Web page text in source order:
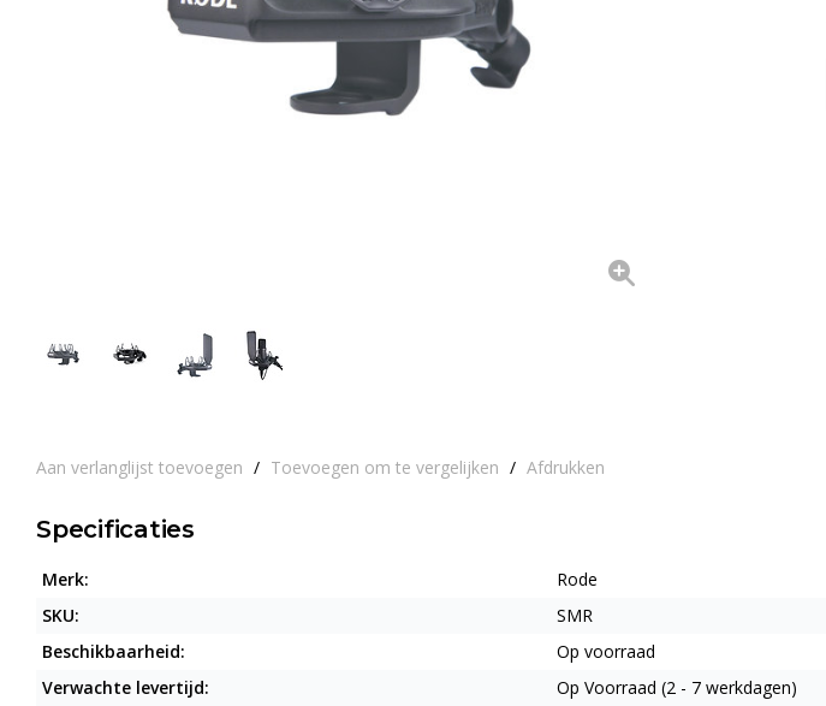
Aan verlanglijst toevoegen / Toevoegen om te vergelijken / Afdrukken
Specificaties
Merk:
Rode
SKU:
SMR
Beschikbaarheid:
Op voorraad
Verwachte levertijd:
Op Voorraad (2 - 7 werkdagen)